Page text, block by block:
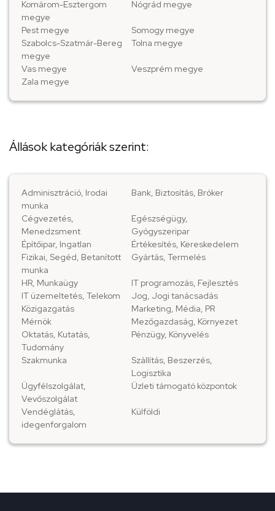
Komárom-Esztergom
megye
Nógrád megye
Pest megye
Somogy megye
Szabolcs-Szatmár-Bereg
megye
Tolna megye
Vas megye
Veszprém megye
Zala megye
Állások kategóriák szerint:
Adminisztráció, Irodai
munka
Bank, Biztosítás, Bróker
Cégvezetés,
Menedzsment
Egészségügy,
Gyógyszeripar
Építőipar, Ingatlan
Értékesítés, Kereskedelem
Fizikai, Segéd, Betanított
munka
Gyártás, Termelés
HR, Munkaügy
IT programozás, Fejlesztés
IT üzemeltetés, Telekom
Jog, Jogi tanácsadás
Közigazgatás
Marketing, Média, PR
Mérnök
Mezőgazdaság, Környezet
Oktatás, Kutatás,
Tudomány
Pénzügy, Könyvelés
Szakmunka
Szállítás, Beszerzés,
Logisztika
Ügyfélszolgálat,
Vevőszolgálat
Üzleti támogató központok
Vendéglátás,
idegenforgalom
Külföldi